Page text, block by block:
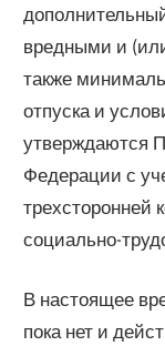
вредными и
также
отпуска и
утверждаются
Федерации с
трехсторонней
социально-
В настоящее
пока нет и